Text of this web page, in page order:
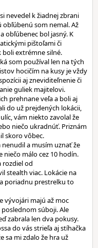
nevedel k žiadnej zbrani
obľúbenú som nemal. Až
obľúbenec bol jasný. K
pištoľami či
extrémne silné.
som používal len na tých
hocičím na kusy je vždy
aj zneviditeľnenie či
guliek majitelovi.
prehnane veľa a boli aj
do už prejdených lokácii,
vám niekto zavolal že
niečo ukradnúť. Priznám
skoro vôbec.
a musím uznať že
niečo málo cez 10 hodín.
rozdiel od
stealth viac. Lokácie na
poriadnu prestrelku to
vývojári majú až moc
súboji. Ale
zabrala len dva pokusy.
do vás strieľa aj stíhačka
sa mi zdalo že hra už